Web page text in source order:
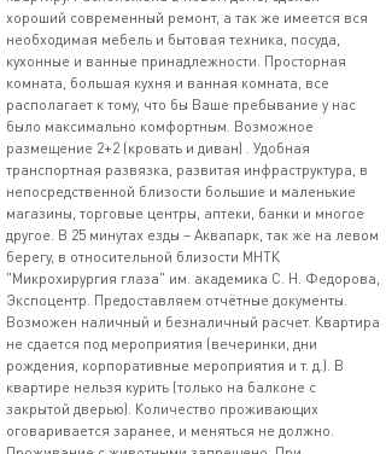
хороший современный ремонт, а так же имеется вся
необходимая мебель и бытовая техника, посуда,
кухонные и ванные принадлежности. Просторная
комната, большая кухня и ванная комната, все
располагает к тому, что бы Ваше пребывание у нас
было максимально комфортным. Возможное
размещение 2+2 (кровать и диван) . Удобная
транспортная развязка, развитая инфраструктура, в
непосредственной близости большие и маленькие
магазины, торговые центры, аптеки, банки и многое
другое. В 25 минутах езды – Аквапарк, так же на левом
берегу, в относительной близости МНТК
"Микрохирургия глаза" им. академика С. Н. Федорова,
Экспоцентр. Предоставляем отчётные документы.
Возможен наличный и безналичный расчет. Квартира
не сдается под мероприятия (вечеринки, дни
рождения, корпоративные мероприятия и т. д.). В
квартире нельзя курить (только на балконе с
закрытой дверью). Количество проживающих
оговаривается заранее, и меняться не должно.